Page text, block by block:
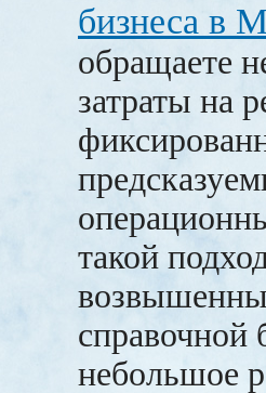
бизнеса в
обращаете
затраты на
такой
справочной
небольшое